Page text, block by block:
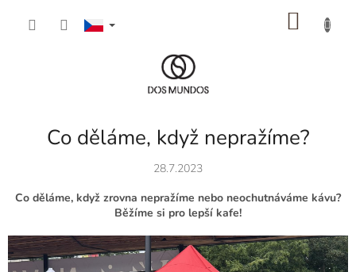
Co děláme, když nepražíme?
28.7.2023
Co děláme, když zrovna nepražíme nebo neochutnáváme kávu?
Běžíme si pro lepší kafe!